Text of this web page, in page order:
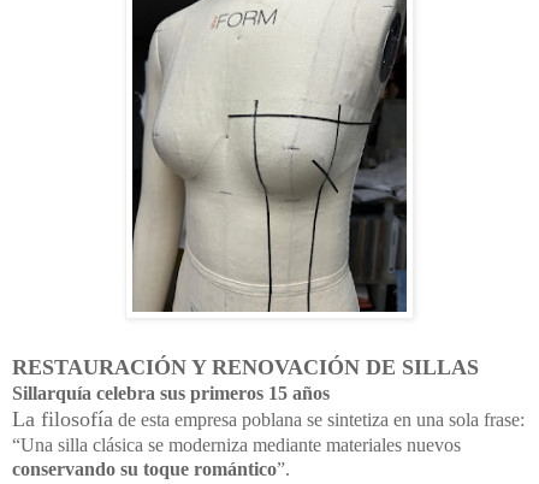
RESTAURACIÓN Y RENOVACIÓN DE SILLAS
Sillarquía celebra sus primeros 15 años
La filosofía de esta empresa poblana se sintetiza en una sola frase:
“Una silla clásica se moderniza mediante materiales nuevos
conservando su toque romántico”.